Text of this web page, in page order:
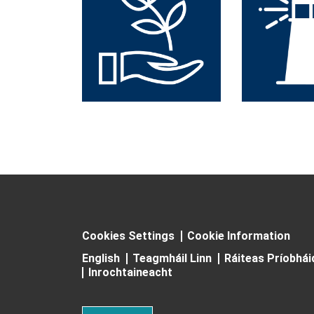
Cookies Settings
Cookie Information
English
Teagmháil Linn
Ráiteas
Inrochtaineacht